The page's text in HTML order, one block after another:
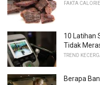
FAKTA
10 Latihan
Tidak
TREND
Berapa